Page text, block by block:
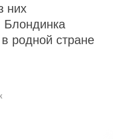
них
родной стране